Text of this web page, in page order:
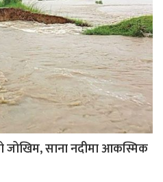
जोखिम, साना नदीमा आकस्मिक